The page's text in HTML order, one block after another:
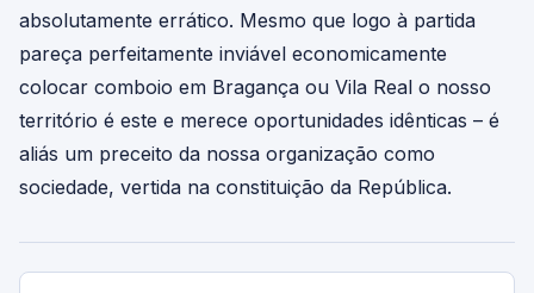
absolutamente errático. Mesmo que logo à partida
pareça perfeitamente inviável economicamente
colocar comboio em Bragança ou Vila Real o nosso
território é este e merece oportunidades idênticas – é
aliás um preceito da nossa organização como
sociedade, vertida na constituição da República.